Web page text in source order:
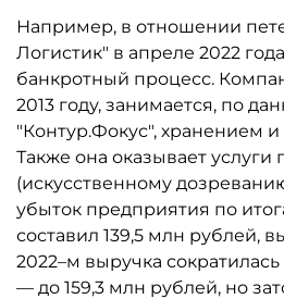
Например, в отношении
Логистик" в апреле 2022
банкротный процесс.
2013 году, занимается, по
"Контур.Фокус", хранением
Также она оказывает
(искусственному
убыток предприятия по
составил 139,5 млн рублей,
2022–м выручка
— до 159,3 млн рублей, но